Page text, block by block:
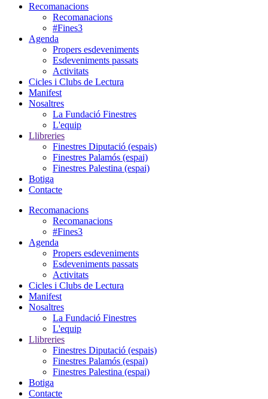
Recomanacions
Recomanacions
#Fines3
Agenda
Propers esdeveniments
Esdeveniments passats
Activitats
Cicles i Clubs de Lectura
Manifest
Nosaltres
La Fundació Finestres
L'equip
Llibreries
Finestres Diputació (espais)
Finestres Palamós (espai)
Finestres Palestina (espai)
Botiga
Contacte
Recomanacions
Recomanacions
#Fines3
Agenda
Propers esdeveniments
Esdeveniments passats
Activitats
Cicles i Clubs de Lectura
Manifest
Nosaltres
La Fundació Finestres
L'equip
Llibreries
Finestres Diputació (espais)
Finestres Palamós (espai)
Finestres Palestina (espai)
Botiga
Contacte